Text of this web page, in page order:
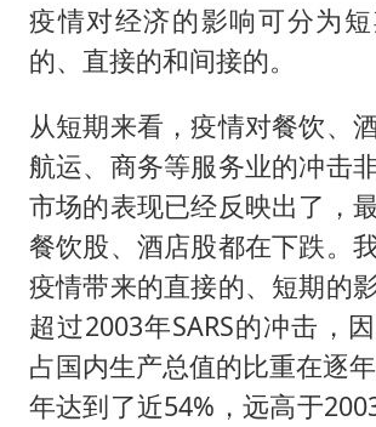
疫情对经济的影响可分为
的、直接的和间接的。
从短期来看，疫情对餐饮、
航运、商务等服务业的冲击
市场的表现已经反映出了，最
餐饮股、酒店股都在下跌。
疫情带来的直接的、短期的
超过2003年SARS的冲击，
占国内生产总值的比重在逐
年达到了近54%，远高于